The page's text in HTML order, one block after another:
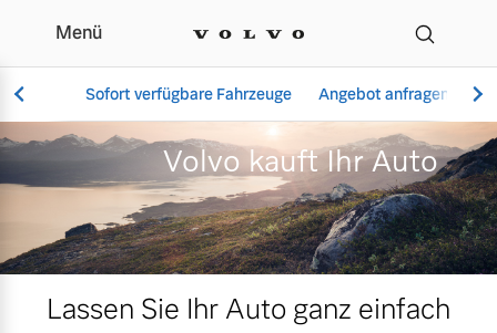
Volvo kauft Ihr Auto |
Menü
Sofort verfügbare Fahrzeuge Angebot anfragen
Vollelektrisch
6 Modelle
Volvo kauft Ihr Auto
Lassen Sie Ihr Auto ganz einfach